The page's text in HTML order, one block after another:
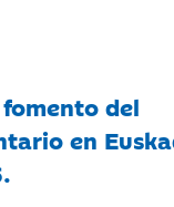
del
en